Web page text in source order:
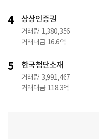
4 상상인증권
거래량 1,380,356
거래대금 16.6억
5 한국첨단소재
거래량 3,991,467
거래대금 118.3억